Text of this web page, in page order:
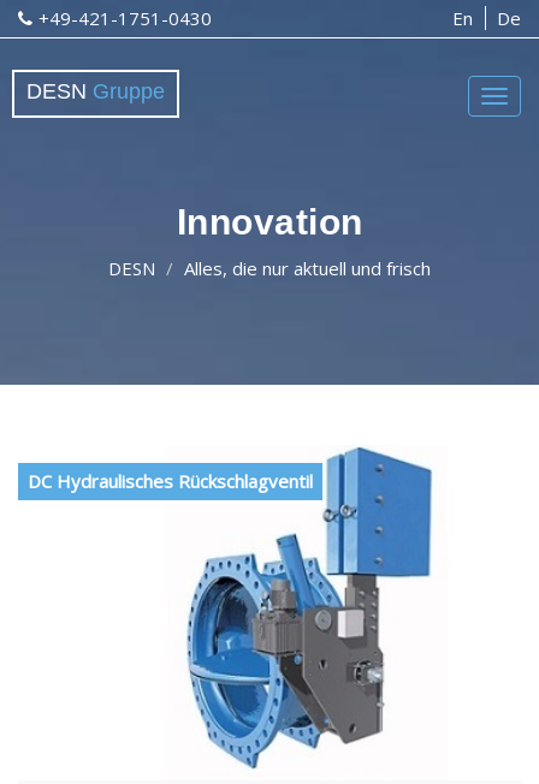
+49-421-1751-0430 En De
DESN Gruppe
Innovation
DESN Alles, die nur aktuell und frisch
DC Hydraulisches Rückschlagventil